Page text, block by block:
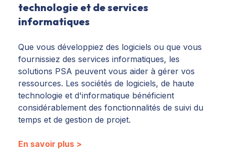
technologie et de services
informatiques
Que vous développiez des logiciels ou que vous
fournissiez des services informatiques, les
solutions PSA peuvent vous aider à gérer vos
ressources. Les sociétés de logiciels, de haute
technologie et d'informatique bénéficient
considérablement des fonctionnalités de suivi du
temps et de gestion de projet.
En savoir plus >